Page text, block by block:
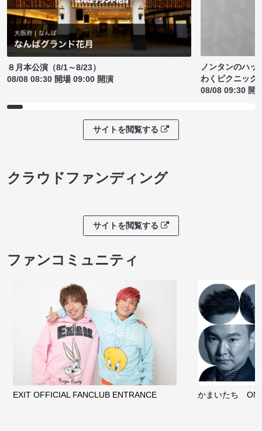
８月本公演（8/1～8/23）
08/08 08:30 開場 09:00 開演
ノンタンのハッ
わくピクニック
08/08 09:30 開
サイトを閲覧する
クラウドファンディング
サイトを閲覧する
ファンコミュニティ
EXIT OFFICIAL FANCLUB ENTRANCE かまいたち